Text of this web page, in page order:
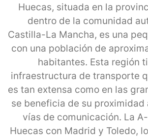
Huecas, situada en la
dentro de la comunidad
Castilla-La Mancha, es una
con una población de
habitantes. Esta región
infraestructura de transporte
es tan extensa como en las
se beneficia de su
vías de comunicación. La
Huecas con Madrid y Toledo,